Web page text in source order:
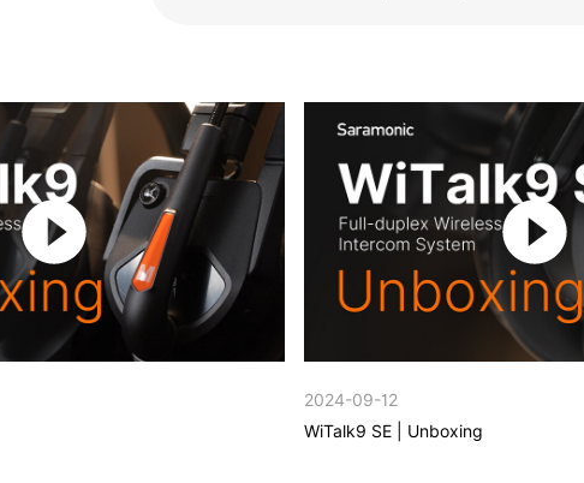
2024-09-12
WiTalk9 SE | Unboxing